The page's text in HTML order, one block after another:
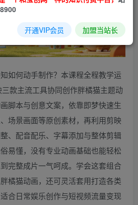
如何动手制作？本课程全程教学运
款主流工具协同创作胖橘猫主题动
脚本与创意文案，依靠即梦快速生
场景画面等原创素材，再利用剪映
、配音配乐、字幕添加与整体剪辑
易懂，没有专业动画基础也能轻松
完整成片一气呵成。学会这套组合
橘猫动画，还可灵活套用打造各类
合日常娱乐创作与短视频流量变现
开通VIP会员 加盟当站长